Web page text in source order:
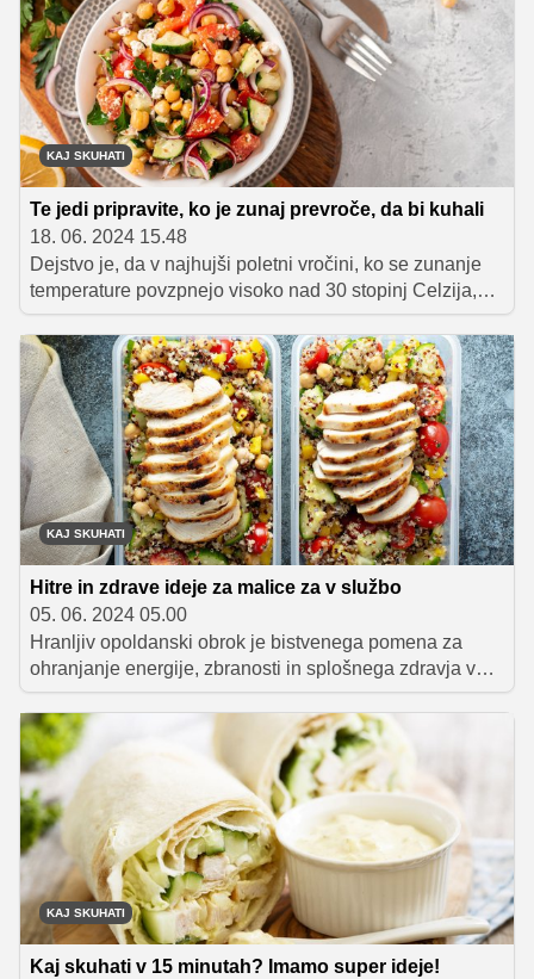
KAJ SKUHATI
Te jedi pripravite, ko je zunaj prevroče, da bi kuhali
18. 06. 2024 15.48
Dejstvo je, da v najhujši poletni vročini, ko se zunanje
temperature povzpnejo visoko nad 30 stopinj Celzija,
lahko kar pozabimo na kuhanje in peko v pečici. Še
zlasti, če doma nimamo klime, s katero bivanjski prostor
po kuhanju ohladimo na primerno temperaturo. Kaj torej
lahko pripravimo brez kuhanja in peke? Pripravili smo
izbor odličnih poletnih jedi, ki vas bodo ohladile in
osvežile, povrhu pa so tudi zelo zdrave.
KAJ SKUHATI
Hitre in zdrave ideje za malice za v službo
05. 06. 2024 05.00
Hranljiv opoldanski obrok je bistvenega pomena za
ohranjanje energije, zbranosti in splošnega zdravja ves
delovni dan. Vendar pa je pripravljanje polnovrednega
kosila marsikomu naporno, še zlasti, če ga med tednom
pesti pomanjkanje časa. Na srečo je na voljo veliko
hitrih in enostavnih receptov, ki zagotavljajo potrebna
hranila, ne da bi pri tem žrtvovali okus.
KAJ SKUHATI
Kaj skuhati v 15 minutah? Imamo super ideje!